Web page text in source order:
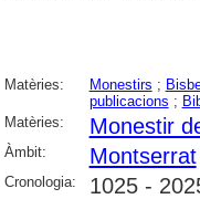
Matèries: Monestirs ;
publicacions ;
Matèries:
Monestir
Àmbit: Montserrat
Cronologia: 1025 -